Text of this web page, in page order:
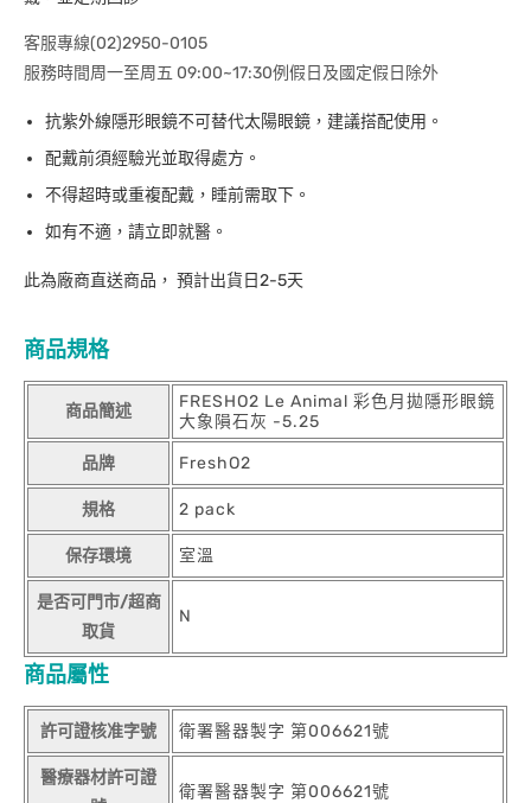
客服專線(02)2950-0105
服務時間周一至周五 09:00~17:30例假日及國定假日除外
抗紫外線隱形眼鏡不可替代太陽眼鏡，建議搭配使用。
配戴前須經驗光並取得處方。
不得超時或重複配戴，睡前需取下。
如有不適，請立即就醫。
此為廠商直送商品， 預計出貨日2-5天
商品規格
商品簡述
FRESHO2 Le Animal 彩色月拋隱形眼鏡
大象隕石灰 -5.25
品牌 FreshO2
規格 2 pack
保存環境 室溫
是否可門市/超商
取貨
N
商品屬性
許可證核准字號 衛署醫器製字 第006621號
醫療器材許可證
衛署醫器製字 第006621號